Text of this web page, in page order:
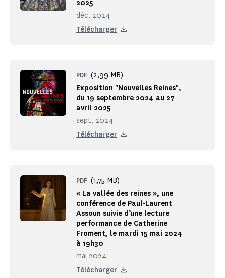
2025
déc. 2024
Télécharger
Exposition "Nouvelles Reines",
du 19 septembre 2024 au 27
avril 2025
sept. 2024
PDF (2,99 MB)
Télécharger
« La vallée des reines », une
conférence de Paul-Laurent
Assoun suivie d’une lecture
performance de Catherine
Froment, le mardi 15 mai 2024
à 19h30
mai 2024
PDF (1,75 MB)
Télécharger